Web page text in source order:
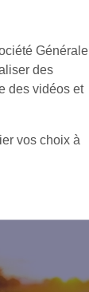
Générale
des
des vidéos et
vos choix à